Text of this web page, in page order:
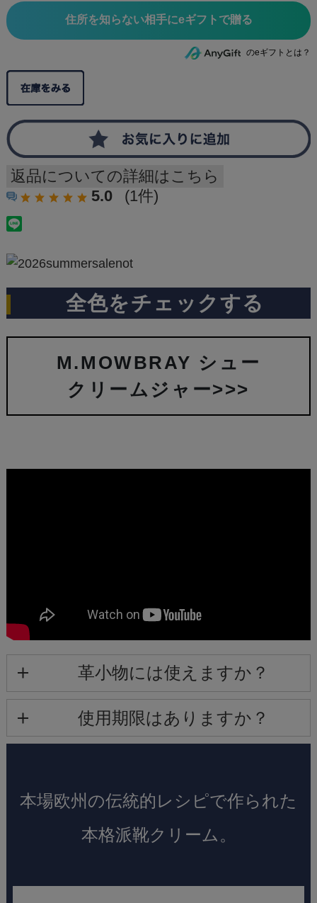
住所を知らない相手にeギフトで贈る
のeギフトとは？
返品についての詳細はこちら
5.0
(1件)
全色をチェックする
M.MOWBRAY シュー
クリームジャー>>>
革小物には使えますか？
使用期限はありますか？
本場欧州の伝統的レシピで作られた
本格派靴クリーム。